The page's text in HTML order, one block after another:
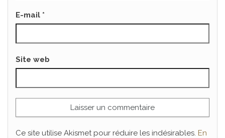
E-mail *
Site web
Ce site utilise Akismet pour réduire les indésirables. En